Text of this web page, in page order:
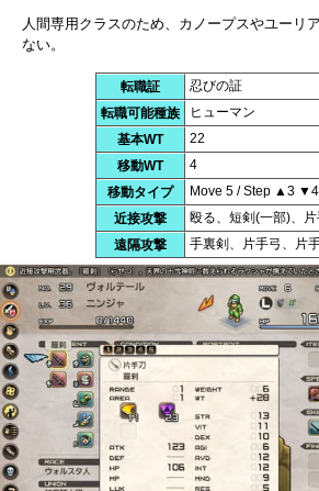
人間専用クラスのため、カノープスやユーリ
ない。
転職証
忍びの証
転職可能種族
ヒューマン
基本WT
22
移動WT
4
移動タイプ
Move 5 / Step ▲3 ▼4
近接攻撃
殴る、短剣(一部)、
遠隔攻撃
手裏剣、片手弓、片